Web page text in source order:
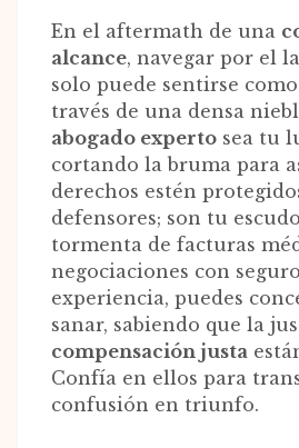
En el aftermath de una
alcance, navegar por el
solo puede sentirse
través de una densa
abogado experto sea tu
cortando la bruma para
derechos estén
defensores; son tu
tormenta de facturas
negociaciones con
experiencia, puedes
sanar, sabiendo que la
compensación justa
Confía en ellos para
confusión en triunfo.